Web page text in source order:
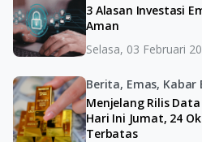
3 Alasan Investasi
Aman
Selasa, 03 Februari
Berita, Emas, Kabar
Menjelang Rilis
Hari Ini Jumat, 24
Terbatas